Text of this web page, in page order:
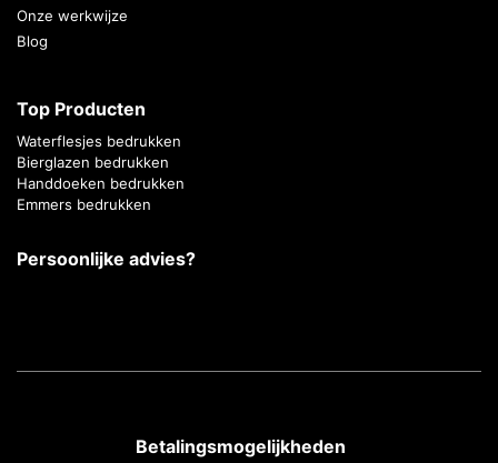
Onze werkwijze
Blog
Top Producten
Waterflesjes bedrukken
Bierglazen bedrukken
Handdoeken bedrukken
Emmers bedrukken
Persoonlijke advies?
Betalingsmogelijkheden